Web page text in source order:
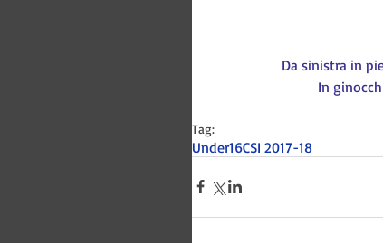
Da sinistra in
In
Tag:
Under16CSI 2017-18